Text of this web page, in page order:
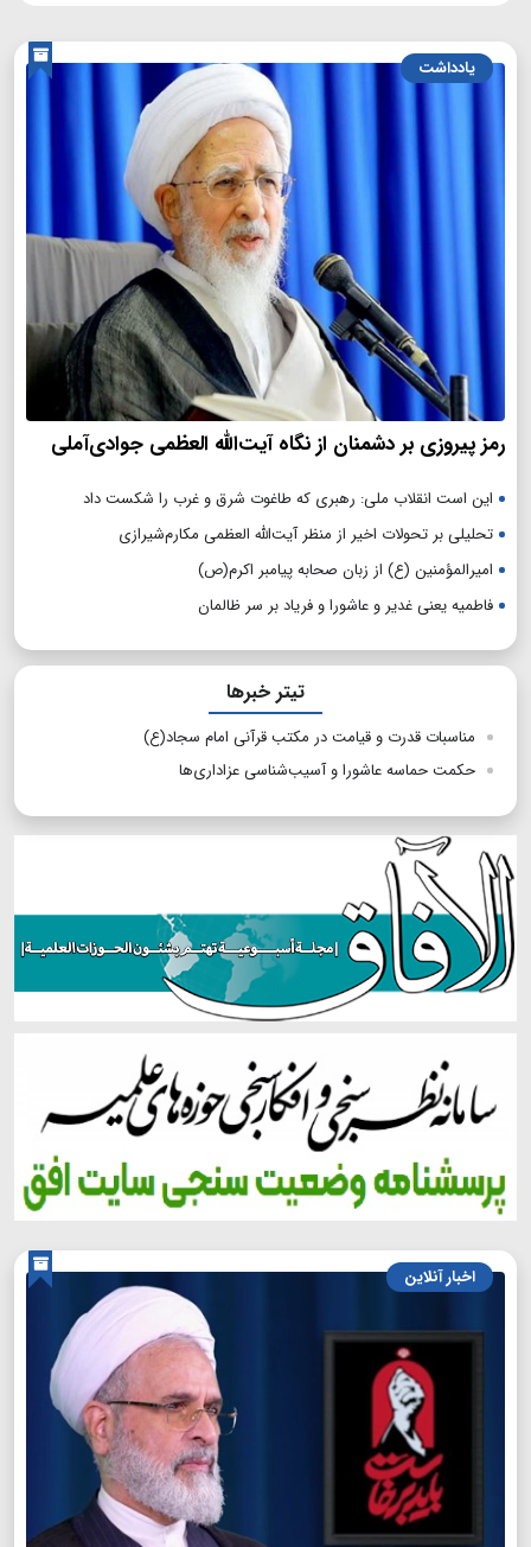
یادداشت
رمز پیروزی بر دشمنان از نگاه آیت‌الله العظمی جوادی‌آملی
این است انقلاب ملی: رهبری که طاغوت شرق و غرب را شکست داد
تحلیلی بر تحولات اخیر از منظر آیت‌الله العظمی مکارم‌شیرازی
امیرالمؤمنین (ع) از زبان صحابه پیامبر اکرم(ص)
فاطمیه یعنی غدیر و عاشورا و فریاد بر سر ظالمان
تیتر خبرها
مناسبات قدرت و قیامت در مکتب قرآنی امام سجاد(ع)
حکمت حماسه عاشورا و آسیب‌شناسی عزاداری‌ها
اخبار آنلاین